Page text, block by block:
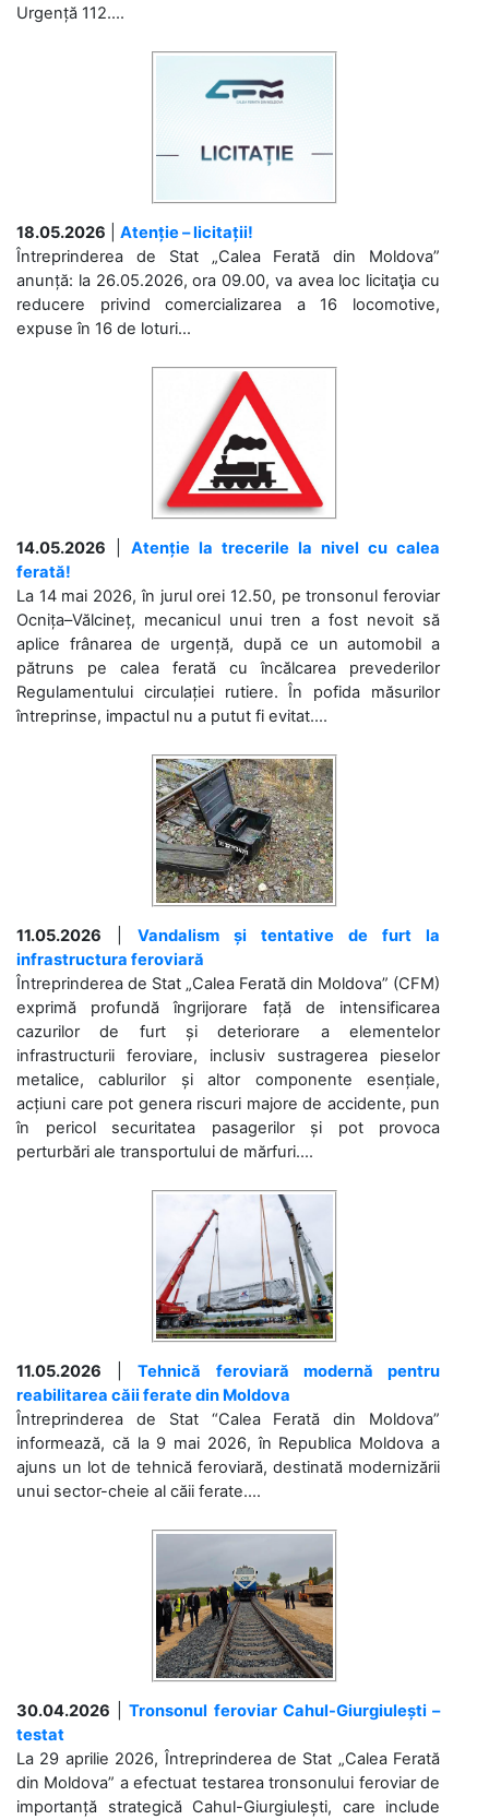
Urgență 112....
18.05.2026
Atenție – licitații!
Întreprinderea de Stat „Calea Ferată din Moldova”
anunță: la 26.05.2026, ora 09.00, va avea loc licitaţia cu
reducere privind comercializarea a 16 locomotive,
expuse în 16 de loturi...
14.05.2026
Atenție la trecerile la nivel cu calea
ferată!
La 14 mai 2026, în jurul orei 12.50, pe tronsonul feroviar
Ocnița–Vălcineț, mecanicul unui tren a fost nevoit să
aplice frânarea de urgență, după ce un automobil a
pătruns pe calea ferată cu încălcarea prevederilor
Regulamentului circulației rutiere. În pofida măsurilor
întreprinse, impactul nu a putut fi evitat....
11.05.2026
Vandalism și tentative de furt la
infrastructura feroviară
Întreprinderea de Stat „Calea Ferată din Moldova” (CFM)
exprimă profundă îngrijorare față de intensificarea
cazurilor de furt și deteriorare a elementelor
infrastructurii feroviare, inclusiv sustragerea pieselor
metalice, cablurilor și altor componente esențiale,
acțiuni care pot genera riscuri majore de accidente, pun
în pericol securitatea pasagerilor și pot provoca
perturbări ale transportului de mărfuri....
11.05.2026 |Tehnică feroviară modernă pentru
reabilitarea căii ferate din Moldova
Întreprinderea de Stat “Calea Ferată din Moldova”
informează, că la 9 mai 2026, în Republica Moldova a
ajuns un lot de tehnică feroviară, destinată modernizării
unui sector-cheie al căii ferate....
30.04.2026 |Tronsonul feroviar Cahul-Giurgiulești –
testat
La 29 aprilie 2026, Întreprinderea de Stat „Calea Ferată
din Moldova” a efectuat testarea tronsonului feroviar de
importanță strategică Cahul-Giurgiulești, care include